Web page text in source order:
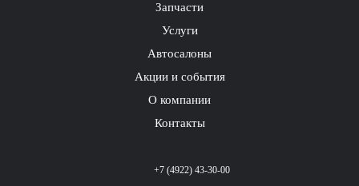
+7 (4922) 43-30-00
Запчасти
Услуги
Автосалоны
Акции и события
О компании
Контакты